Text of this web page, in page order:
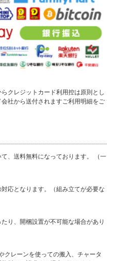
回収できない場合もあり、その場合はご事情
ます。
から約７～１０日間程お時間を要します。回
裕をもってご注文くださいますようお願いい
となります。日付指定をされる際には、日中
い。
物かごのお届け日に日付をご指定ください。
クレジットカード利用控は原則とし
社から送付されますご利用明細をご
、送料無料になっております。 （一
応となります。（組み立てが必要な
り、開梱設置が不可能な場合があり
クレーンを使っての搬入、チャータ